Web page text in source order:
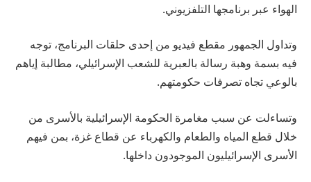
الهواء عبر برنامجها التلفزيوني.
وتداول الجمهور مقطع فيديو من إحدى حلقات البرنامج، توجه
فيه بسمة وهبة رسالة بالعبرية للشعب الإسرائيلي، مطالبة إياهم
بالوعي تجاه تصرفات حكومتهم.
وتساءلت عن سبب مغامرة الحكومة الإسرائيلية بالأسرى من
خلال قطع المياه والطعام والكهرباء عن قطاع غزة، بمن فيهم
الأسرى الإسرائيليون الموجودون داخلها.